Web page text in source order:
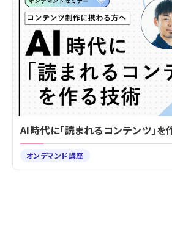
AI時代に「読まれるコンテンツ」を
オンデマンド講座